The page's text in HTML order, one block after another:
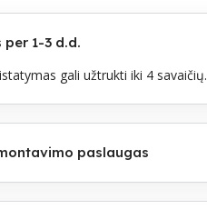
per 1-3 d.d.
gali užtrukti iki 4 savaičių.
paslaugas